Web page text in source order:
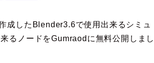
成したBlender3.6で使用出来るシミュ
るノードをGumraodに無料公開しまし